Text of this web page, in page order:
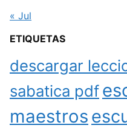
« Jul
ETIQUETAS
descargar
sabatica pdf
maestros